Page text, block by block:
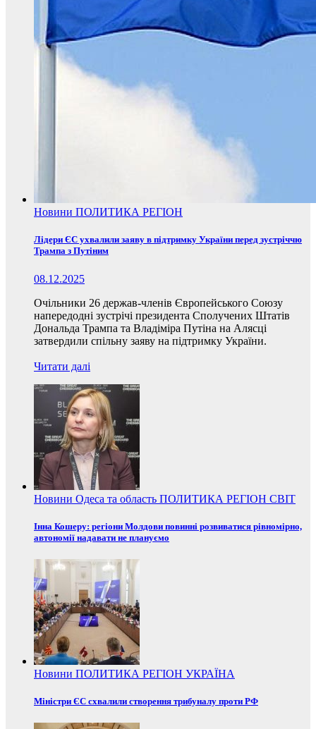
Новини ПОЛИТИКА РЕГІОН
Лідери ЄС ухвалили заяву в підтримку України перед зустріччю
Трампа з Путіним
08.12.2025
Очільники 26 держав-членів Європейського Союзу
напередодні зустрічі президента Сполучених Штатів
Дональда Трампа та Владіміра Путіна на Алясці
затвердили спільну заяву на підтримку України.
Читати далі
Новини Одеса та область ПОЛИТИКА РЕГІОН СВІТ
Інна Кошеру: регіони Молдови повинні розвиватися рівномірно,
автономії надавати не плануємо
Новини ПОЛИТИКА РЕГІОН УКРАЇНА
Міністри ЄС схвалили створення трибуналу проти РФ